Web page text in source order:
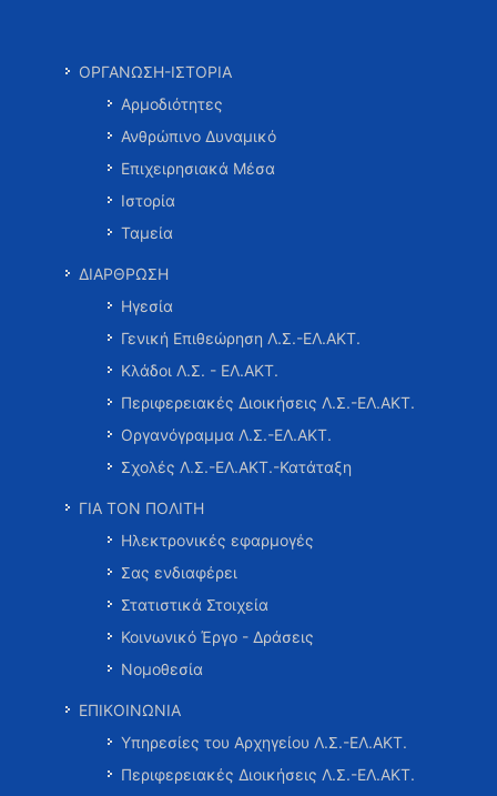
ΟΡΓΑΝΩΣΗ-ΙΣΤΟΡΙΑ
Αρμοδιότητες
Ανθρώπινο Δυναμικό
Επιχειρησιακά Μέσα
Ιστορία
Ταμεία
ΔΙΑΡΘΡΩΣΗ
Ηγεσία
Γενική Επιθεώρηση Λ.Σ.-ΕΛ.ΑΚΤ.
Κλάδοι Λ.Σ. - ΕΛ.ΑΚΤ.
Περιφερειακές Διοικήσεις Λ.Σ.-ΕΛ.ΑΚΤ.
Οργανόγραμμα Λ.Σ.-ΕΛ.ΑΚΤ.
Σχολές Λ.Σ.-ΕΛ.ΑΚΤ.-Κατάταξη
ΓΙΑ ΤΟΝ ΠΟΛΙΤΗ
Ηλεκτρονικές εφαρμογές
Σας ενδιαφέρει
Στατιστικά Στοιχεία
Κοινωνικό Έργο - Δράσεις
Νομοθεσία
ΕΠΙΚΟΙΝΩΝΙΑ
Υπηρεσίες του Αρχηγείου Λ.Σ.-ΕΛ.ΑΚΤ.
Περιφερειακές Διοικήσεις Λ.Σ.-ΕΛ.ΑΚΤ.